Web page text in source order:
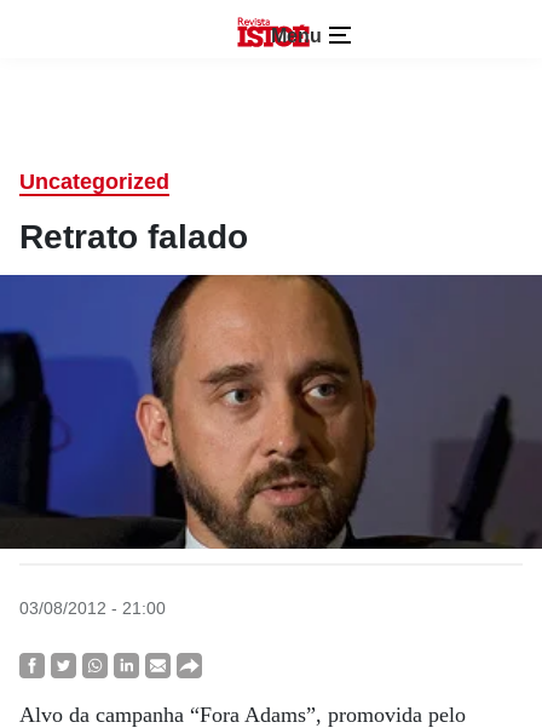
Menu
Uncategorized
Retrato falado
03/08/2012 - 21:00
Alvo da campanha “Fora Adams”, promovida pelo